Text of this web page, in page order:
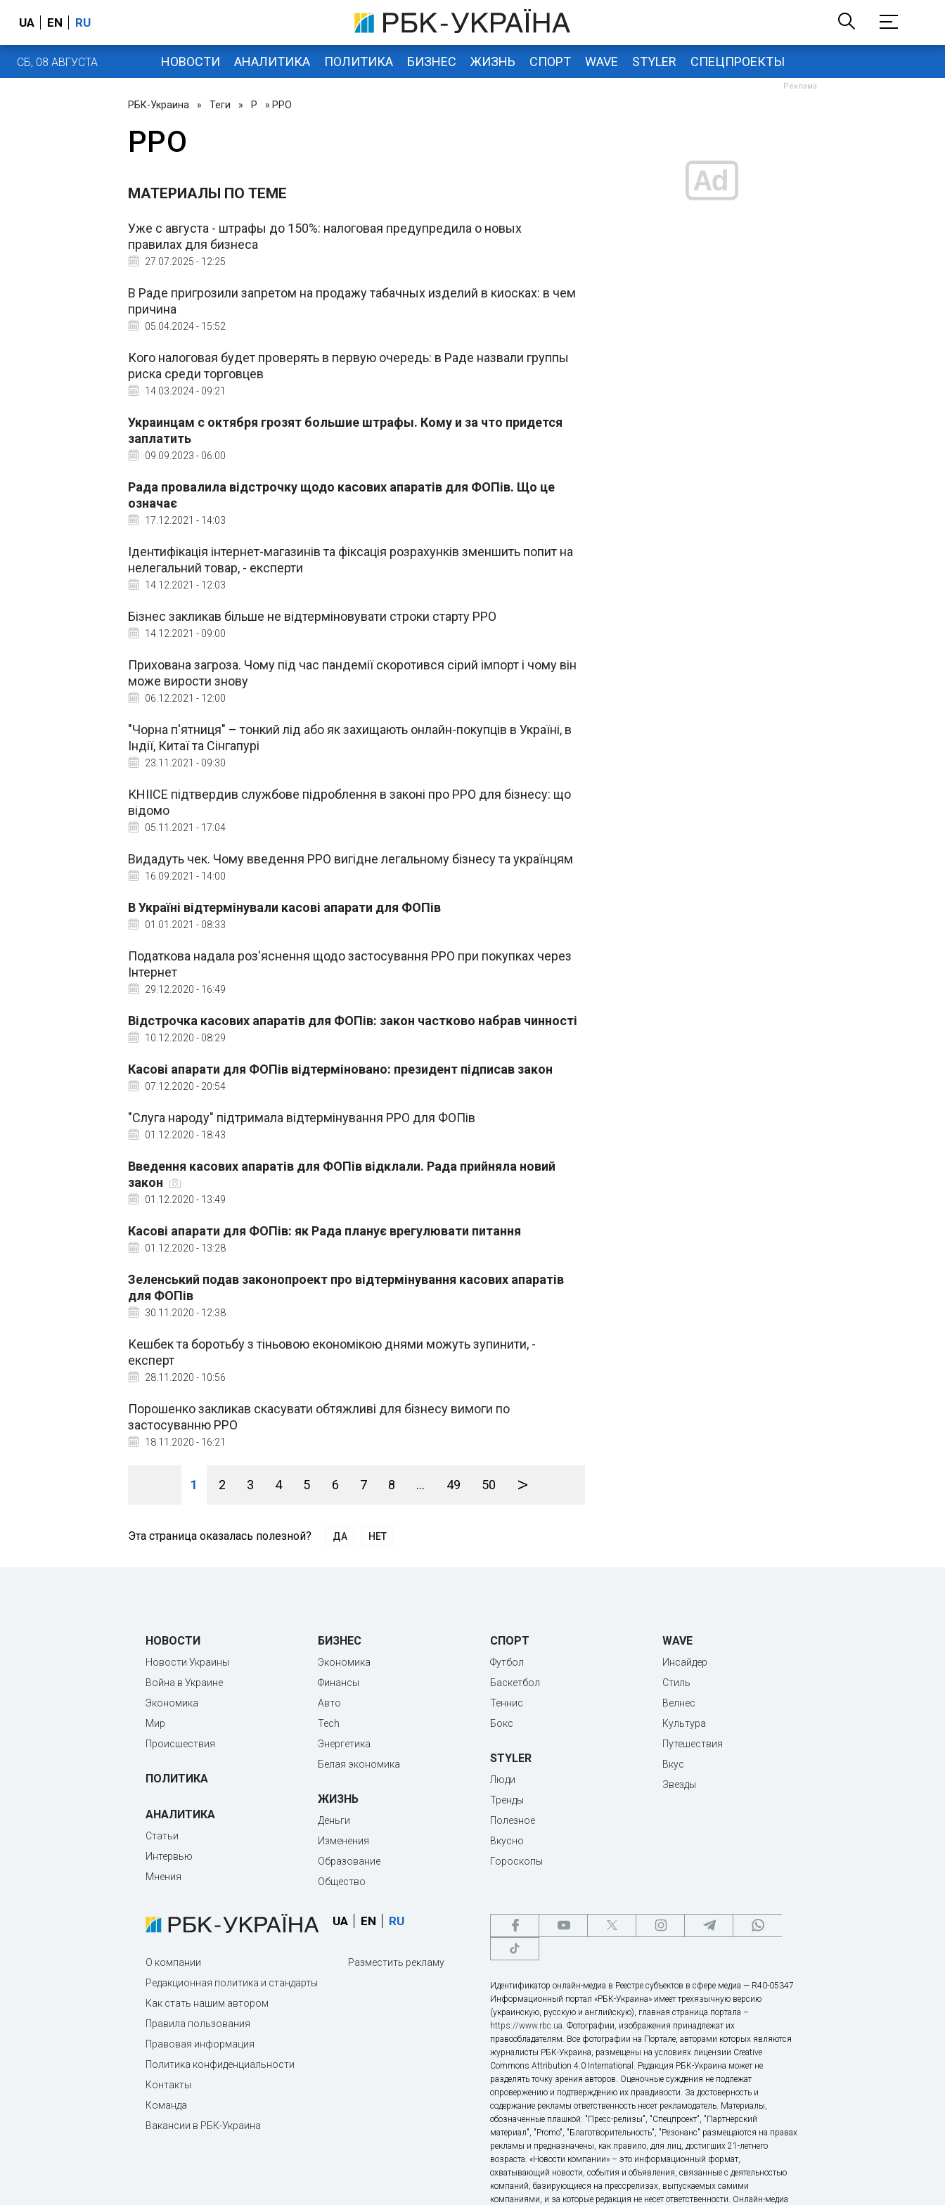
UA EN RU
СБ, 08 АВГУСТА НОВОСТИ АНАЛИТИКА ПОЛИТИКА БИЗНЕС ЖИЗНЬ СПОРТ WAVE STYLER СПЕЦПРОЕКТЫ
РБК-Украина » Теги » Р » РРО
РРО
МАТЕРИАЛЫ ПО ТЕМЕ
Уже с августа - штрафы до 150%: налоговая предупредила о новых
правилах для бизнеса
27.07.2025 - 12:25
В Раде пригрозили запретом на продажу табачных изделий в киосках: в чем
причина
05.04.2024 - 15:52
Кого налоговая будет проверять в первую очередь: в Раде назвали группы
риска среди торговцев
14.03.2024 - 09:21
Украинцам с октября грозят большие штрафы. Кому и за что придется
заплатить
09.09.2023 - 06:00
Рада провалила відстрочку щодо касових апаратів для ФОПів. Що це
означає
17.12.2021 - 14:03
Ідентифікація інтернет-магазинів та фіксація розрахунків зменшить попит на
нелегальний товар, - експерти
14.12.2021 - 12:03
Бізнес закликав більше не відтерміновувати строки старту РРО
14.12.2021 - 09:00
Прихована загроза. Чому під час пандемії скоротився сірий імпорт і чому він
може вирости знову
06.12.2021 - 12:00
"Чорна п'ятниця" – тонкий лід або як захищають онлайн-покупців в Україні, в
Індії, Китаї та Сінгапурі
23.11.2021 - 09:30
КНІІСЕ підтвердив службове підроблення в законі про РРО для бізнесу: що
відомо
05.11.2021 - 17:04
Видадуть чек. Чому введення РРО вигідне легальному бізнесу та українцям
16.09.2021 - 14:00
В Україні відтермінували касові апарати для ФОПів
01.01.2021 - 08:33
Податкова надала роз'яснення щодо застосування РРО при покупках через
Інтернет
29.12.2020 - 16:49
Відстрочка касових апаратів для ФОПів: закон частково набрав чинності
10.12.2020 - 08:29
Касові апарати для ФОПів відтерміновано: президент підписав закон
07.12.2020 - 20:54
"Слуга народу" підтримала відтермінування РРО для ФОПів
01.12.2020 - 18:43
Введення касових апаратів для ФОПів відклали. Рада прийняла новий
закон
01.12.2020 - 13:49
Касові апарати для ФОПів: як Рада планує врегулювати питання
01.12.2020 - 13:28
Зеленський подав законопроект про відтермінування касових апаратів
для ФОПів
30.11.2020 - 12:38
Кешбек та боротьбу з тіньовою економікою днями можуть зупинити, -
експерт
28.11.2020 - 10:56
Порошенко закликав скасувати обтяжливі для бізнесу вимоги по
застосуванню РРО
18.11.2020 - 16:21
1 2 3 4 5 6 7 8 ... 49 50 >
Эта страница оказалась полезной? ДА НЕТ
НОВОСТИ
Новости Украины
Война в Украине
Экономика
Мир
Происшествия
ПОЛИТИКА
АНАЛИТИКА
Статьи
Интервью
Мнения
БИЗНЕС
Экономика
Финансы
Авто
Tech
Энергетика
Белая экономика
ЖИЗНЬ
Деньги
Изменения
Образование
Общество
СПОРТ
Футбол
Баскетбол
Теннис
Бокс
STYLER
Люди
Тренды
Полезное
Вкусно
Гороскопы
WAVE
Инсайдер
Стиль
Велнес
Культура
Путешествия
Вкус
Звезды
UA EN RU
О компании
Редакционная политика и стандарты
Как стать нашим автором
Правила пользования
Правовая информация
Политика конфиденциальности
Контакты
Команда
Вакансии в РБК-Украина
Разместить рекламу
Идентификатор онлайн-медиа в Реестре субъектов в сфере медиа — R40-05347
Информационный портал «РБК-Украина» имеет трехязычную версию
(украинскую, русскую и английскую), главная страница портала –
https://www.rbc.ua. Фотографии, изображения принадлежат их
правообладателям. Все фотографии на Портале, авторами которых являются
журналисты РБК-Украина, размещены на условиях лицензии Creative
Commons Attribution 4.0 International. Редакция РБК-Украина может не
разделять точку зрения авторов. Оценочные суждения не подлежат
опровержению и подтверждению их правдивости. За достоверность и
содержание рекламы ответственность несет рекламодатель. Материалы,
обозначенные плашкой: "Пресс-релизы", "Спецпроект", "Партнерский
материал", "Promo", "Благотворительность", "Резонанс" размещаются на правах
рекламы и предназначены, как правило, для лиц, достигших 21-летнего
возраста. «Новости компании» – это информационный формат,
охватывающий новости, события и объявления, связанные с деятельностью
компаний, базирующиеся на прессрелизах, выпускаемых самими
компаниями, и за которые редакция не несет ответственности. Онлайн-медиа